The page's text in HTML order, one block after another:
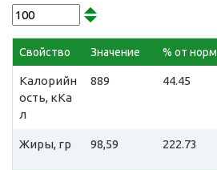
Свойство Значение % от
Калорийн
ость, кКа
л
889 44.45
Жиры, гр 98,59 222.73